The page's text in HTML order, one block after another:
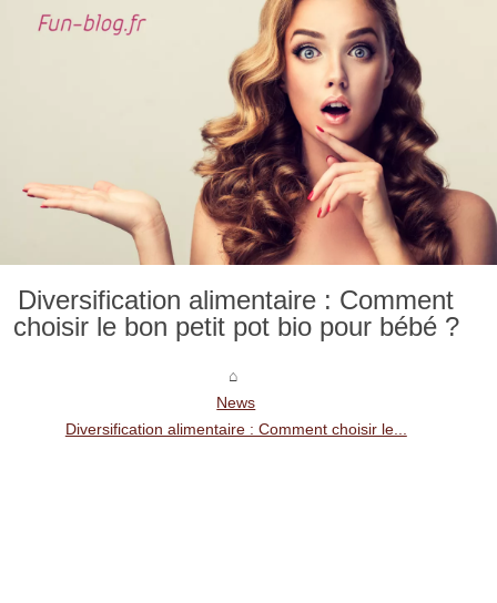
Diversification alimentaire : Comment
choisir le bon petit pot bio pour bébé ?
News
Diversification alimentaire : Comment choisir le...